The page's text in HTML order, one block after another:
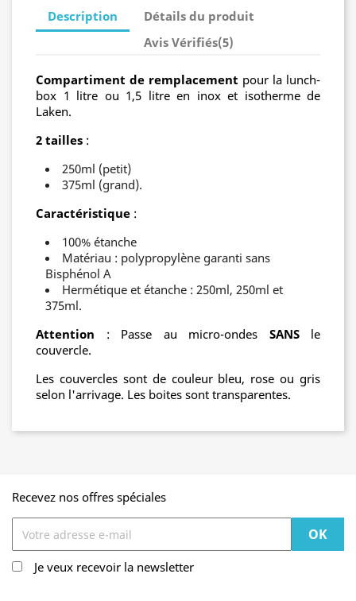
Description
Détails du produit
Avis Vérifiés(5)
Compartiment de remplacement pour la lunch-
box 1 litre ou 1,5 litre en inox et isotherme de
Laken.
2 tailles :
250ml (petit)
375ml (grand).
Caractéristique :
100% étanche
Matériau : polypropylène garanti sans
Bisphénol A
Hermétique et étanche : 250ml, 250ml et
375ml.
Attention : Passe au micro-ondes SANSle
couvercle.
Les couvercles sont de couleur bleu, rose ou gris
selon l'arrivage. Les boites sont transparentes.
Recevez nos offres spéciales
Je veux recevoir la newsletter